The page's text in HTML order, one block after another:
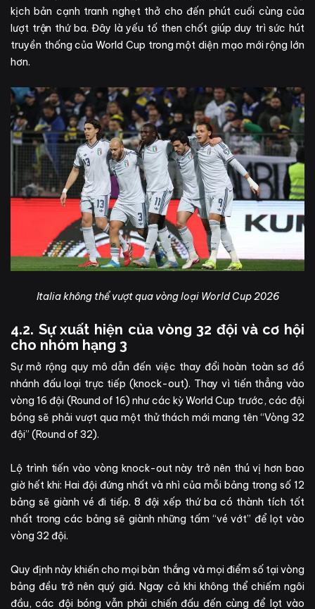
kịch bản cạnh tranh nghẹt thở cho đến phút cuối cùng của
lượt trận thứ ba. Đây là yếu tố then chốt giúp duy trì sức hút
truyền thống của World Cup trong một diện mạo mới rộng lớn
hơn.
Italia không thể vượt qua vòng loại World Cup 2026
4.2. Sự xuất hiện của vòng 32 đội và cơ hội
cho nhóm hạng 3
Sự mở rộng quy mô dẫn đến việc thay đổi hoàn toàn sơ đồ
nhánh đấu loại trực tiếp (knock-out). Thay vì tiến thẳng vào
vòng 16 đội (Round of 16) như các kỳ World Cup trước, các đội
bóng sẽ phải vượt qua một thử thách mới mang tên “Vòng 32
đội” (Round of 32).
Lộ trình tiến vào vòng knock-out này trở nên thú vị hơn bao
giờ hết khi: Hai đội đứng nhất và nhì của mỗi bảng trong số 12
bảng sẽ giành vé đi tiếp. 8 đội xếp thứ ba có thành tích tốt
nhất trong các bảng sẽ giành những tấm “vé vớt” để lọt vào
vòng 32 đội.
Quy định này khiến cho mọi bàn thắng và mọi điểm số tại vòng
bảng đều trở nên quý giá. Ngay cả khi không thể chiếm ngôi
đầu, các đội bóng vẫn phải chiến đấu đến cùng để lọt vào